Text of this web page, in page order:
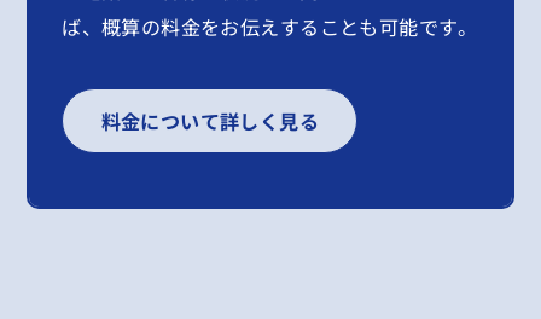
ば、概算の料金をお伝えすることも可能です。
料金について詳しく見る